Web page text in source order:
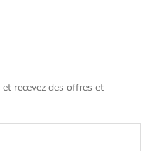
recevez des offres et